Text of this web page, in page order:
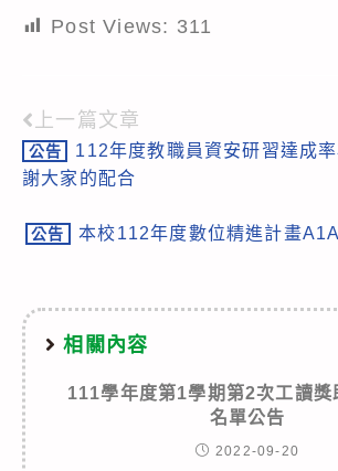
Post Views: 311
Read
more
上一篇文章
公告
112年度教職員資安研習達成
謝大家的配合
公告
本校112年度數位精進計畫
相關內容
111學年度第1學期第2次工讀獎
名單公告
2022-09-20